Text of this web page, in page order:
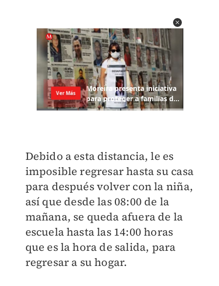
Debido a esta distancia, le es
imposible regresar hasta su casa
para después volver con la niña,
así que desde las 08:00 de la
mañana, se queda afuera de la
escuela hasta las 14:00 horas
que es la hora de salida, para
regresar a su hogar.